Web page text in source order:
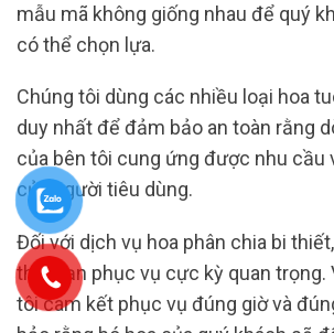
mẫu mã không giống nhau để quý
có thể chọn lựa.
Chúng tôi dùng các nhiều loại hoa
duy nhất để đảm bảo an toàn rằng
của bên tôi cung ứng được nhu cầu
của người tiêu dùng.
Đối với dịch vụ hoa phân chia bi
thời hạn phục vụ cực kỳ quan trọng.
tôi cam kết phục vụ đúng giờ và